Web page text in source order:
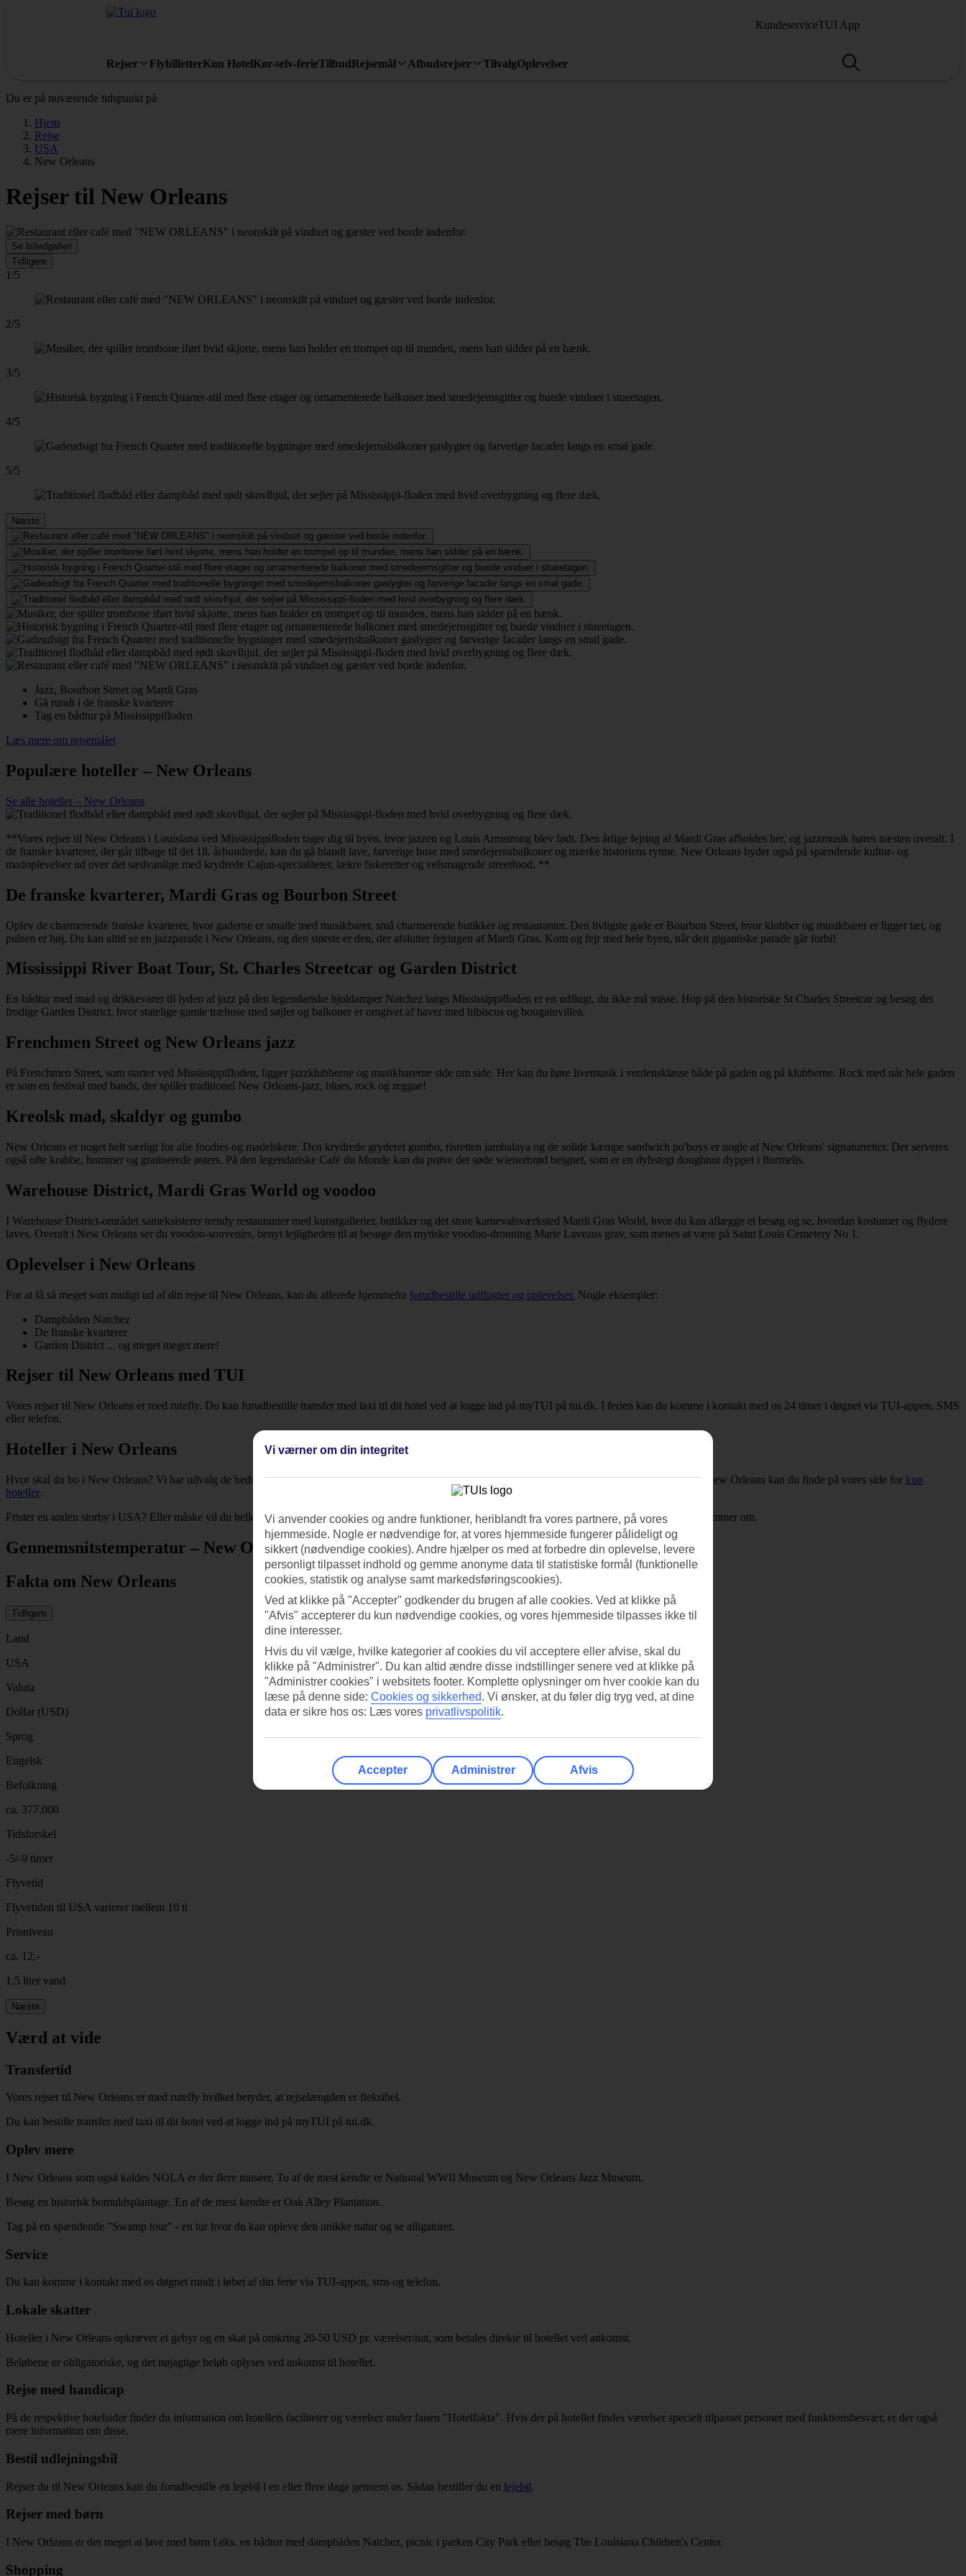
KundeserviceTUI App
Rejser FlybilletterKun HotelKør-selv-ferieTilbudRejsemål Afbudsrejser TilvalgOplevelser
Du er på nuværende tidspunkt på
Hjem
Rejse
USA
New Orleans
Rejser til New Orleans
Se billedgalleri
Tidligere
1/5
2/5
3/5
4/5
5/5
Næste
Jazz, Bourbon Street og Mardi Gras
Gå rundt i de franske kvarterer
Tag en bådtur på Mississippifloden
Læs mere om rejsemålet
Populære hoteller – New Orleans
Se alle hoteller – New Orleans
**Vores rejser til New Orleans i Louisiana ved Mississippifloden tager dig til byen, hvor jazzen og Louis Armstrong blev født. Den årlige fejring af Mardi Gras afholdes her, og jazzmusik høres næsten overalt. I
de franske kvarterer, der går tilbage til det 18. århundrede, kan du gå blandt lave, farverige huse med smedejernsbalkoner og mærke historiens rytme. New Orleans byder også på spændende kultur- og
madoplevelser ud over det sædvanlige med krydrede Cajun-specialiteter, lækre fiskeretter og velsmagende streetfood. **
De franske kvarterer, Mardi Gras og Bourbon Street
Oplev de charmerende franske kvarterer, hvor gaderne er smalle med musikbarer, små charmerende butikker og restauranter. Den livligste gade er Bourbon Street, hvor klubber og musikbarer er ligger tæt, og
pulsen er høj. Du kan altid se en jazzparade i New Orleans, og den største er den, der afslutter fejringen af Mardi Gras. Kom og fejr med hele byen, når den gigantiske parade går forbi!
Mississippi River Boat Tour, St. Charles Streetcar og Garden District
En bådtur med mad og drikkevarer til lyden af jazz på den legendariske hjuldamper Natchez langs Mississippifloden er en udflugt, du ikke må misse. Hop på den historiske St Charles Streetcar og besøg det
frodige Garden District, hvor statelige gamle træhuse med søjler og balkoner er omgivet af haver med hibiscus og bougainvillea.
Frenchmen Street og New Orleans jazz
På Frenchmen Street, som starter ved Mississippifloden, ligger jazzklubberne og musikbarerne side om side. Her kan du høre livemusik i verdensklasse både på gaden og på klubberne. Rock med når hele gaden
er som en festival med bands, der spiller traditionel New Orleans-jazz, blues, rock og reggae!
Kreolsk mad, skaldyr og gumbo
New Orleans er noget helt særligt for alle foodies og madelskere. Den krydrede gryderet gumbo, risretten jambalaya og de solide kæmpe sandwich po'boys er nogle af New Orleans' signaturretter. Der serveres
også ofte krabbe, hummer og gratinerede østers. På den legendariske Café du Monde kan du prøve det søde wienerbrød beignet, som er en dybstegt doughnut dyppet i flormelis.
Warehouse District, Mardi Gras World og voodoo
I Warehouse District-området sameksisterer trendy restauranter med kunstgallerier, butikker og det store karnevalsværksted Mardi Gras World, hvor du kan aflægge et besøg og se, hvordan kostumer og flydere
laves. Overalt i New Orleans ser du voodoo-souvenirs, benyt lejligheden til at besøge den mytiske voodoo-dronning Marie Laveaus grav, som menes at være på Saint Louis Cemetery No 1.
Oplevelser i New Orleans
For at få så meget som muligt ud af din rejse til New Orleans, kan du allerede hjemmefra forudbestille udflugter og oplevelser. Nogle eksempler:
Dampbåden Natchez
De franske kvarterer
Garden District ... og meget meget mere!
Rejser til New Orleans med TUI
Vores rejser til New Orleans er med rutefly. Du kan forudbestille transfer med taxi til dit hotel ved at logge ind på myTUI på tui.dk. I ferien kan du komme i kontakt med os 24 timer i døgnet via TUI-appen, SMS
eller telefon.
Hoteller i New Orleans
Hvor skal du bo i New Orleans? Vi har udvalg de bedste hoteller, der ligger centralt, i de franske kvarterer eller The Garden District. Endnu flere hoteller i New Orleans kan du finde på vores side for kun
hoteller.
Frister en anden storby i USA? Eller måske vil du hellere på en storbyferie tættere på Danmark? Tjek hele voresstorbyferie-udvalg og find den rejse, du drømmer om.
Gennemsnitstemperatur – New Orleans
Fakta om New Orleans
Tidligere
Land
USA
Valuta
Dollar (USD)
Sprog
Engelsk
Befolkning
ca. 377.000
Tidsforskel
-5/-9 timer
Flyvetid
Flyvetiden til USA varierer mellem 10 ti
Prisniveau
ca. 12,-
1,5 liter vand
Næste
Værd at vide
Transfertid
Vores rejser til New Orleans er med rutefly hvilket betyder, at rejselængden er fleksibel.
Du kan bestille transfer med taxi til dit hotel ved at logge ind på myTUI på tui.dk.
Oplev mere
I New Orleans som også kaldes NOLA er der flere museer. To af de mest kendte er National WWII Museum og New Orleans Jazz Museum.
Besøg en historisk bomuldsplantage. En af de mest kendte er Oak Alley Plantation.
Tag på en spændende "Swamp tour" - en tur hvor du kan opleve den unikke natur og se alligatorer.
Service
Du kan komme i kontakt med os døgnet rundt i løbet af din ferie via TUI-appen, sms og telefon.
Lokale skatter
Hoteller i New Orleans opkræver et gebyr og en skat på omkring 20-50 USD pr. værelser/nat, som betales direkte til hotellet ved ankomst.
Beløbene er obligatoriske, og det nøjagtige beløb oplyses ved ankomst til hotellet.
Rejse med handicap
På de respektive hotelsider finder du information om hotellets faciliteter og værelser under fanen "Hotelfakta". Hvis der på hotellet findes værelser specielt tilpasset personer med funktionsbesvær, er der også
mere information om disse.
Bestil udlejningsbil
Rejser du til New Orleans kan du forudbestille en lejebil i en eller flere dage gennem os. Sådan bestiller du en lejebil.
Rejser med børn
I New Orleans er der meget at lave med børn f.eks. en bådtur med dampbåden Natchez, picnic i parken City Park eller besøg The Louisiana Children's Center.
Shopping
Vi værner om din integritet
Vi anvender cookies og andre funktioner, heriblandt fra vores partnere, på vores
hjemmeside. Nogle er nødvendige for, at vores hjemmeside fungerer pålideligt og
sikkert (nødvendige cookies). Andre hjælper os med at forbedre din oplevelse, levere
personligt tilpasset indhold og gemme anonyme data til statistiske formål (funktionelle
cookies, statistik og analyse samt markedsføringscookies).
Ved at klikke på "Accepter" godkender du brugen af alle cookies. Ved at klikke på
"Afvis" accepterer du kun nødvendige cookies, og vores hjemmeside tilpasses ikke til
dine interesser.
Hvis du vil vælge, hvilke kategorier af cookies du vil acceptere eller afvise, skal du
klikke på "Administrer". Du kan altid ændre disse indstillinger senere ved at klikke på
"Administrer cookies" i websitets footer. Komplette oplysninger om hver cookie kan du
læse på denne side: Cookies og sikkerhed. Vi ønsker, at du føler dig tryg ved, at dine
data er sikre hos os: Læs vores privatlivspolitik.
Accepter Administrer Afvis